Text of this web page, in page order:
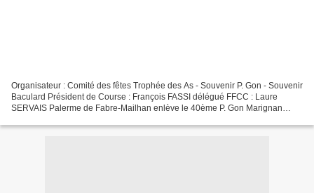
Organisateur : Comité des fêtes Trophée des As - Souvenir P. Gon - Souvenir
Baculard Président de Course : François FASSI délégué FFCC : Laure
SERVAIS Palerme de Fabre-Mailhan enlève le 40ème P. Gon Marignan